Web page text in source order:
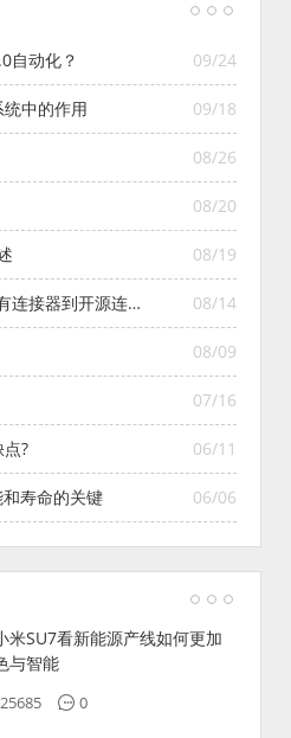
09/24
自动化？
09/18
中的作用
08/26
08/20
08/19
08/14
连接器到开源连接
08/09
07/16
06/11
?
06/06
寿命的关键
米SU7看新能源产线如何更加
与智能
25685 0